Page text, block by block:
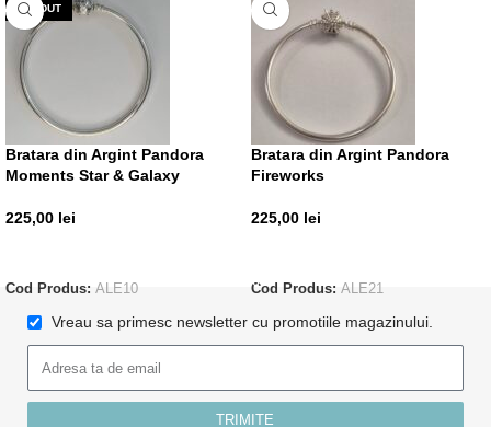
VÂNDUT
Bratara din Argint Pandora
Moments Star & Galaxy
225,00 lei
Cod Produs: ALE10
Bratara din Argint Pandora
Fireworks
225,00 lei
Cod Produs: ALE21
Vreau sa primesc newsletter cu promotiile magazinului.
TRIMITE